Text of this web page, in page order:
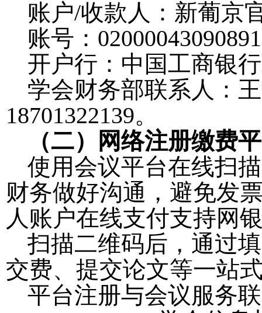
账户/收款人：新葡京
账号：
开户行：中国工商银
学会财务部联系人：
18701322139。
（二）网络注册缴费
使用会议平台在线扫
财务做好沟通，避免发
人账户在线支付支持网
扫描二维码后，通过
交费、提交论文等一站
平台注册与会议服务